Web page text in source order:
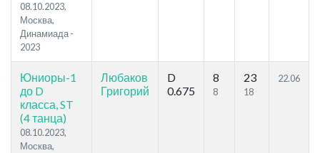
08.10.2023,
Москва,
Динамиада -
2023
Юниоры-1
до D
класса, ST
(4 танца)
08.10.2023,
Москва,
Любаков
Григорий
D
0.675
8
8
23
18
22.06